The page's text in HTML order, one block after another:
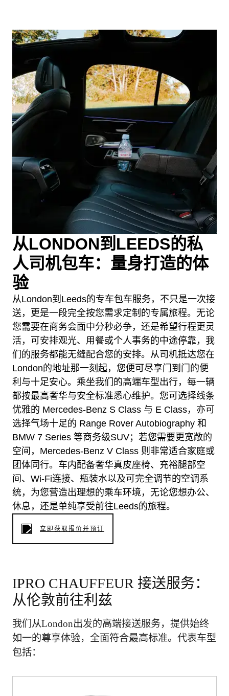
从LONDON到LEEDS的私
人司机包车：量身打造的体
验
从London到Leeds的专车包车服务，不只是一次接
送，更是一段完全按您需求定制的专属旅程。无论
您需要在商务会面中分秒必争，还是希望行程更灵
活，可安排观光、用餐或个人事务的中途停靠，我
们的服务都能无缝配合您的安排。从司机抵达您在
London的地址那一刻起，您便可尽享门到门的便
利与十足安心。乘坐我们的高端车型出行，每一辆
都按最高奢华与安全标准悉心维护。您可选择线条
优雅的 Mercedes-Benz S Class 与 E Class，亦可
选择气场十足的 Range Rover Autobiography 和
BMW 7 Series 等商务级SUV；若您需要更宽敞的
空间，Mercedes-Benz V Class 则非常适合家庭或
团体同行。车内配备奢华真皮座椅、充裕腿部空
间、Wi-Fi连接、瓶装水以及可完全调节的空调系
统，为您营造出理想的乘车环境，无论您想办公、
休息，还是单纯享受前往Leeds的旅程。
立即获取报价并预订
IPRO CHAUFFEUR 接送服务：
从伦敦前往利兹
我们从London出发的高端接送服务，提供始终
如一的尊享体验，全面符合最高标准。代表车型
包括：